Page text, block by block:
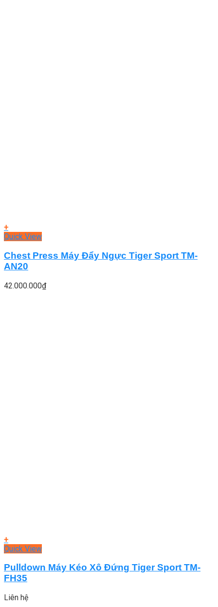
+
Quick View
Chest Press Máy Đẩy Ngực Tiger Sport TM-
AN20
42.000.000₫
+
Quick View
Pulldown Máy Kéo Xô Đứng Tiger Sport TM-
FH35
Liên hệ